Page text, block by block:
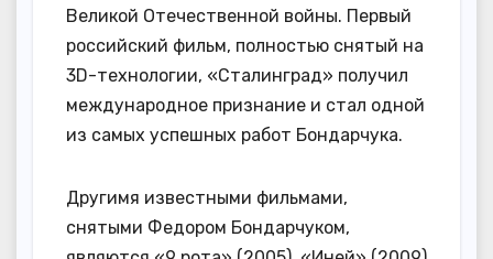
Великой Отечественной войны. Первый
российский фильм, полностью снятый на
3D-технологии, «Сталинград» получил
международное признание и стал одной
из самых успешных работ Бондарчука.
Другимя известными фильмами,
снятыми Федором Бондарчуком,